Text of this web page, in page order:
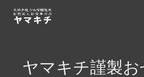
ヤマキチ謹製